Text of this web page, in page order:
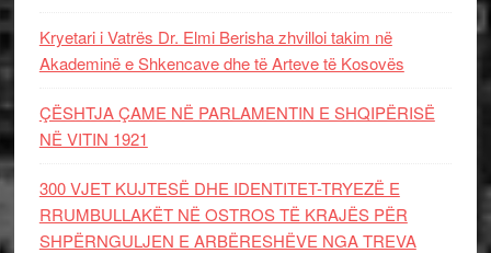
Kryetari i Vatrës Dr. Elmi Berisha zhvilloi takim në
Akademinë e Shkencave dhe të Arteve të Kosovës
ÇËSHTJA ÇAME NË PARLAMENTIN E SHQIPËRISË
NË VITIN 1921
300 VJET KUJTESË DHE IDENTITET-TRYEZË E
RRUMBULLAKËT NË OSTROS TË KRAJËS PËR
SHPËRNGULJEN E ARBËRESHËVE NGA TREVA